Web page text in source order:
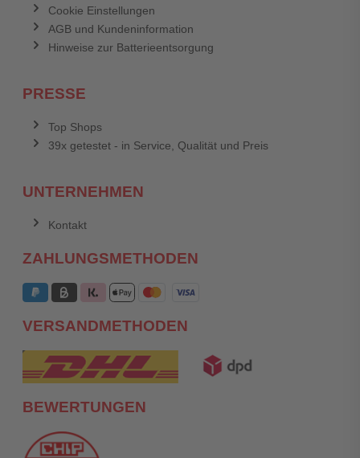
Cookie Einstellungen
AGB und Kundeninformation
Hinweise zur Batterieentsorgung
PRESSE
Top Shops
39x getestet - in Service, Qualität und Preis
UNTERNEHMEN
Kontakt
ZAHLUNGSMETHODEN
VERSANDMETHODEN
BEWERTUNGEN